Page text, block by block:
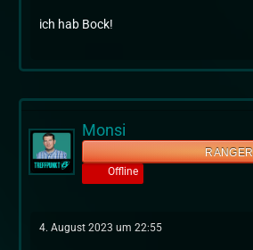
ich hab Bock!
Monsi
RANGER
Offline
4. August 2023 um 22:55